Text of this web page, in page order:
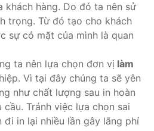
khách hàng. Do đó ta nên sử
trọng. Từ đó tạo cho khách
sự có mặt của mình là quan
ta nên lựa chọn đơn vị làm
Vì tại đây chúng ta sẽ yên
như chất lượng sau in hoàn
Tránh việc lựa chọn sai
đi in lại nhiều lần gây lãng phí